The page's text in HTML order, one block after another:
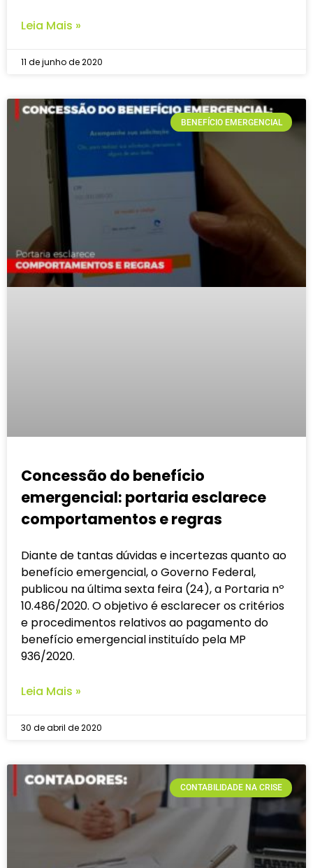
Leia Mais »
11 de junho de 2020
BENEFÍCIO EMERGENCIAL
Concessão do benefício
emergencial: portaria esclarece
comportamentos e regras
Diante de tantas dúvidas e incertezas quanto ao
benefício emergencial, o Governo Federal,
publicou na última sexta feira (24), a Portaria nº
10.486/2020. O objetivo é esclarecer os critérios
e procedimentos relativos ao pagamento do
benefício emergencial instituído pela MP
936/2020.
Leia Mais »
30 de abril de 2020
CONTABILIDADE NA CRISE